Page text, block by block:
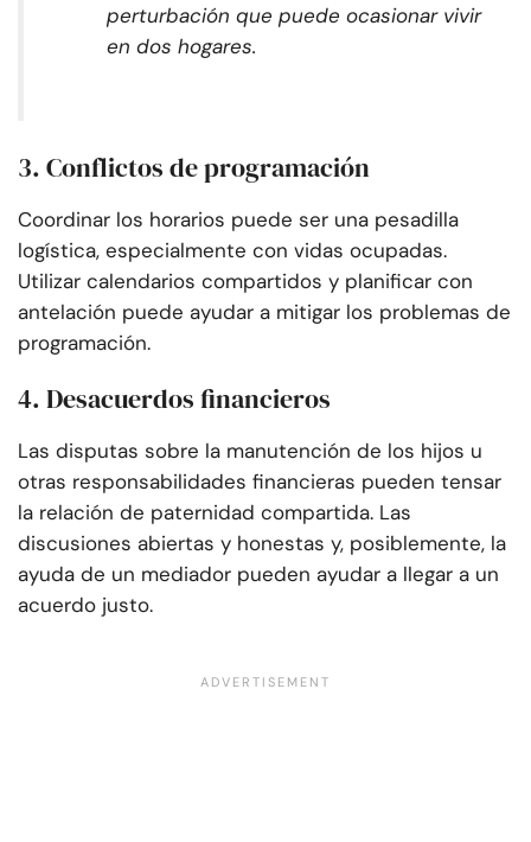
perturbación que puede ocasionar vivir
en dos hogares.
3. Conflictos de programación
Coordinar los horarios puede ser una pesadilla
logística, especialmente con vidas ocupadas.
Utilizar calendarios compartidos y planificar con
antelación puede ayudar a mitigar los problemas de
programación.
4. Desacuerdos financieros
Las disputas sobre la manutención de los hijos u
otras responsabilidades financieras pueden tensar
la relación de paternidad compartida. Las
discusiones abiertas y honestas y, posiblemente, la
ayuda de un mediador pueden ayudar a llegar a un
acuerdo justo.